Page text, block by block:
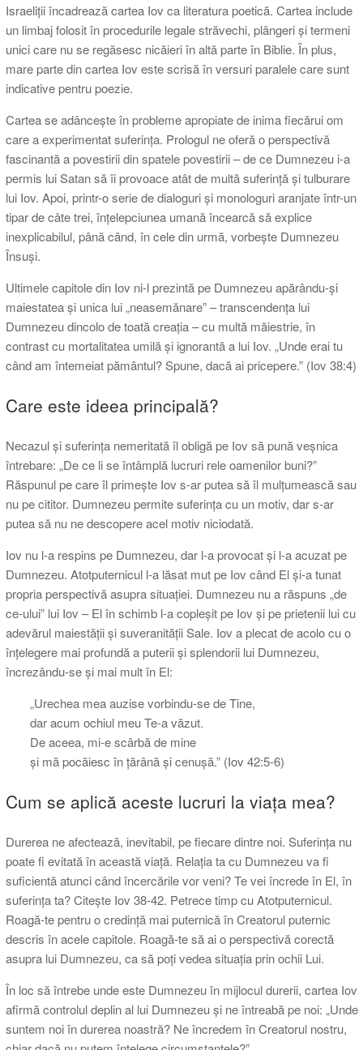
Israeliții încadrează cartea Iov ca literatura poetică. Cartea include
un limbaj folosit în procedurile legale străvechi, plângeri și termeni
unici care nu se regăsesc nicăieri în altă parte în Biblie. În plus,
mare parte din cartea Iov este scrisă în versuri paralele care sunt
indicative pentru poezie.
Cartea se adâncește în probleme apropiate de inima fiecărui om
care a experimentat suferința. Prologul ne oferă o perspectivă
fascinantă a povestirii din spatele povestirii – de ce Dumnezeu i-a
permis lui Satan să îi provoace atât de multă suferință și tulburare
lui Iov. Apoi, printr-o serie de dialoguri și monologuri aranjate într-un
tipar de câte trei, înțelepciunea umană încearcă să explice
inexplicabilul, până când, în cele din urmă, vorbește Dumnezeu
Însuși.
Ultimele capitole din Iov ni-l prezintă pe Dumnezeu apărându-și
maiestatea și unica lui „neasemănare” – transcendența lui
Dumnezeu dincolo de toată creația – cu multă măiestrie, în
contrast cu mortalitatea umilă și ignorantă a lui Iov. „Unde erai tu
când am întemeiat pământul? Spune, dacă ai pricepere.” (Iov 38:4)
Care este ideea principală?
Necazul și suferința nemeritată îl obligă pe Iov să pună veșnica
întrebare: „De ce li se întâmplă lucruri rele oamenilor buni?”
Răspunul pe care îl primește Iov s-ar putea să îl mulțumească sau
nu pe cititor. Dumnezeu permite suferința cu un motiv, dar s-ar
putea să nu ne descopere acel motiv niciodată.
Iov nu l-a respins pe Dumnezeu, dar l-a provocat și l-a acuzat pe
Dumnezeu. Atotputernicul l-a lăsat mut pe Iov când El și-a tunat
propria perspectivă asupra situației. Dumnezeu nu a răspuns „de
ce-ului” lui Iov – El în schimb l-a copleșit pe Iov și pe prietenii lui cu
adevărul maiestății și suveranității Sale. Iov a plecat de acolo cu o
înțelegere mai profundă a puterii și splendorii lui Dumnezeu,
încrezându-se și mai mult în El:
„Urechea mea auzise vorbindu-se de Tine,
dar acum ochiul meu Te-a văzut.
De aceea, mi-e scârbă de mine
și mă pocăiesc în țărână și cenușă.” (Iov 42:5-6)
Cum se aplică aceste lucruri la viața mea?
Durerea ne afectează, inevitabil, pe fiecare dintre noi. Suferința nu
poate fi evitată în această viață. Relația ta cu Dumnezeu va fi
suficientă atunci când încercările vor veni? Te vei încrede în El, în
suferința ta? Citește Iov 38-42. Petrece timp cu Atotputernicul.
Roagă-te pentru o credință mai puternică în Creatorul puternic
descris în acele capitole. Roagă-te să ai o perspectivă corectă
asupra lui Dumnezeu, ca să poți vedea situația prin ochii Lui.
În loc să întrebe unde este Dumnezeu în mijlocul durerii, cartea Iov
afirmă controlul deplin al lui Dumnezeu și ne întreabă pe noi: „Unde
suntem noi în durerea noastră? Ne încredem în Creatorul nostru,